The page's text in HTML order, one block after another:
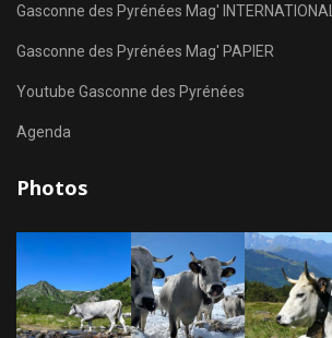
Gasconne des Pyrénées Mag' INTERNATIONAL
Gasconne des Pyrénées Mag' PAPIER
Youtube Gasconne des Pyrénées
Agenda
Photos